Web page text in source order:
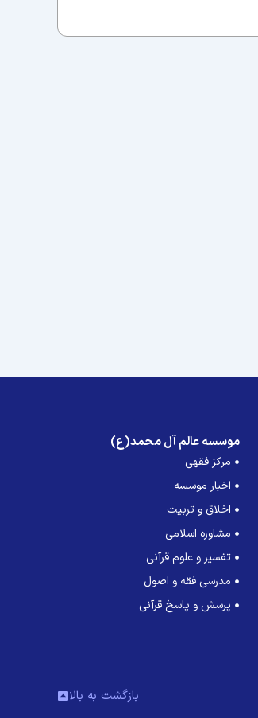
موسسه عالم آل محمد(ع)
مرکز فقهی
اخبار موسسه
اخلاق و تربیت
مشاوره اسلامی
تفسیر و علوم قرآنی
مدرسی فقه و اصول
پرسش و پاسخ قرآنی
بازگشت به بالا